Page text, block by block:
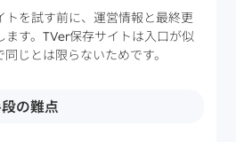
トを試す前に、運営情報と最終更
す。TVer保存サイトは入口が似
じとは限らないためです。
の難点